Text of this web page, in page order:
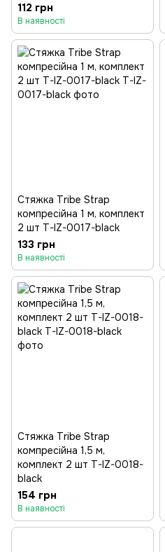
112 грн
В наявності
Стяжка Tribe Strap
компресійна 1 м, комплект
2 шт T-IZ-0017-black
133 грн
В наявності
Стяжка Tribe Strap
компресійна 1,5 м,
комплект 2 шт T-IZ-0018-
black
154 грн
В наявності